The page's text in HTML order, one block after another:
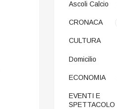
Ascoli Calcio
CRONACA
CULTURA
Domicilio
ECONOMIA
EVENTI E
SPETTACOLO